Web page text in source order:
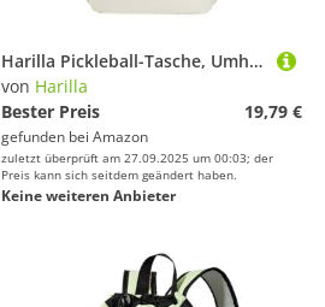
Harilla Pickleball-Tasche, Umhängetasche für Damen und Herren, Spieler, leicht, für Outdoor-Sport, Mehrzweck-Schlägertasche, Schlägeraufbewahrung, Weiß
von Harilla
Bester Preis
19,79 €
gefunden bei Amazon
zuletzt überprüft am 27.09.2025 um 00:03; der
Preis kann sich seitdem geändert haben.
Keine weiteren Anbieter